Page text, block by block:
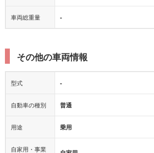
車両総重量 -
その他の車両情報
型式 -
自動車の種別 普通
用途 乗用
自家用・事業